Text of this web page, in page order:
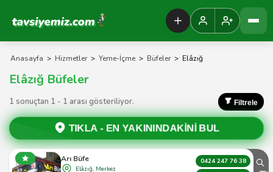
Tavsiyemiz Anasayfa
Anasayfa > Hizmetler > Yeme-İçme > Büfeler > Elâzığ
Elâzığ Büfeler
1 sonuçtan 1 - 1 arası gösteriliyor. Filtrele
TIKLA - EN YAKININDAKİNİ BUL
Arı Büfe
Elâzığ, Merkez
0424 247 76 38